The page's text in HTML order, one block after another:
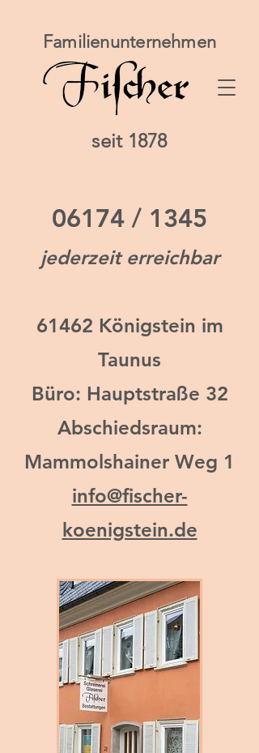
Familienunternehmen
seit 1878
06174 / 1345
jederzeit erreichbar
61462 Königstein im
Taunus
Büro: Hauptstraße 32
Abschiedsraum:
Mammolshainer Weg 1
info@fischer-
koenigstein.de